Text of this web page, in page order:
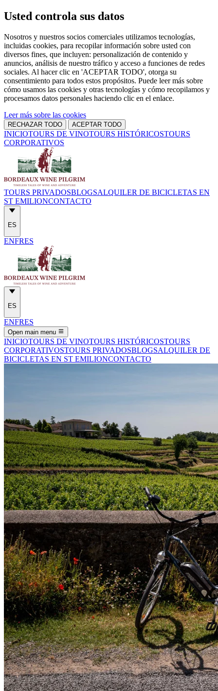
Usted controla sus datos
Nosotros y nuestros socios comerciales utilizamos tecnologías,
incluidas cookies, para recopilar información sobre usted con
diversos fines, que incluyen: personalización de contenido y
anuncios, análisis de nuestro tráfico y acceso a funciones de redes
sociales. Al hacer clic en 'ACEPTAR TODO', otorga su
consentimiento para todos estos propósitos. Puede leer más sobre
cómo usamos las cookies y otras tecnologías y cómo recopilamos y
procesamos datos personales haciendo clic en el enlace.
Leer más sobre las cookies
RECHAZAR TODO ACEPTAR TODO
INICIOTOURS DE VINOTOURS HISTÓRICOSTOURS
CORPORATIVOS
TOURS PRIVADOSBLOGSALQUILER DE BICICLETAS EN
ST EMILIONCONTACTO
ES
ENFRES
ES
ENFRES
Open main menu
INICIOTOURS DE VINOTOURS HISTÓRICOSTOURS
CORPORATIVOSTOURS PRIVADOSBLOGSALQUILER DE
BICICLETAS EN ST EMILIONCONTACTO